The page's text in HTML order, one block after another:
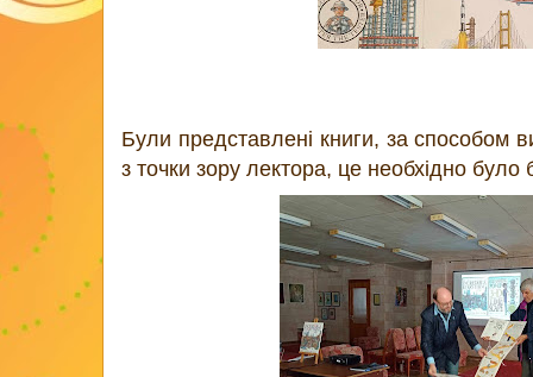
Були представлені книги, за способом
з точки зору лектора, це необхідно було